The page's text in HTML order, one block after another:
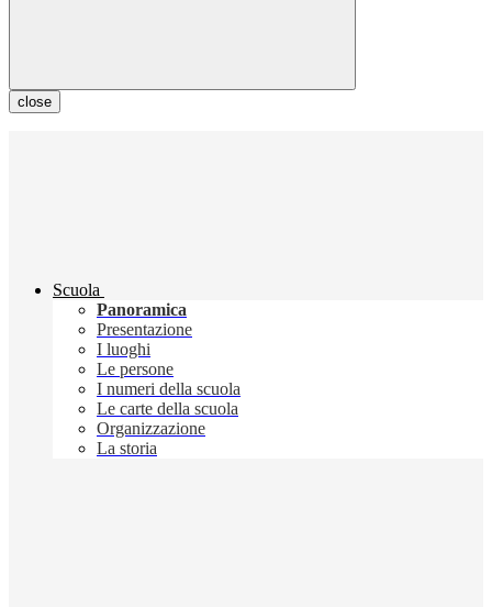
close
Scuola
Panoramica
Presentazione
I luoghi
Le persone
I numeri della scuola
Le carte della scuola
Organizzazione
La storia